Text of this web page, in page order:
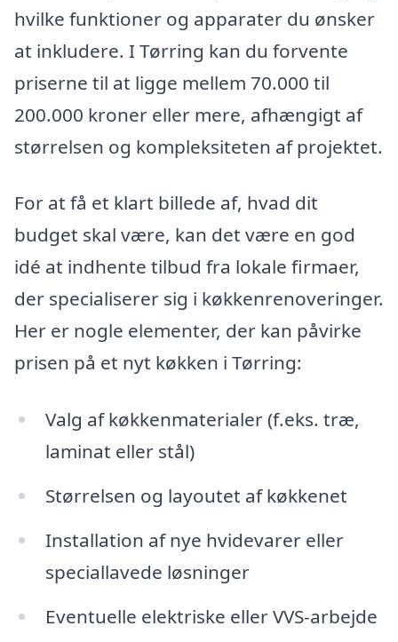
hvilke funktioner og apparater du ønsker
at inkludere. I Tørring kan du forvente
priserne til at ligge mellem 70.000 til
200.000 kroner eller mere, afhængigt af
størrelsen og kompleksiteten af projektet.
For at få et klart billede af, hvad dit
budget skal være, kan det være en god
idé at indhente tilbud fra lokale firmaer,
der specialiserer sig i køkkenrenoveringer.
Her er nogle elementer, der kan påvirke
prisen på et nyt køkken i Tørring:
Valg af køkkenmaterialer (f.eks. træ,
laminat eller stål)
Størrelsen og layoutet af køkkenet
Installation af nye hvidevarer eller
speciallavede løsninger
Eventuelle elektriske eller VVS-arbejde